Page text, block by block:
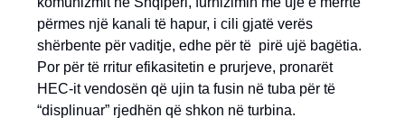
përmes një kanali të hapur, i cili gjatë verës
shërbente për vaditje, edhe për të pirë ujë bagëtia.
Por për të rritur efikasitetin e prurjeve, pronarët
HEC-it vendosën që ujin ta fusin në tuba për të
“displinuar” rjedhën që shkon në turbina.